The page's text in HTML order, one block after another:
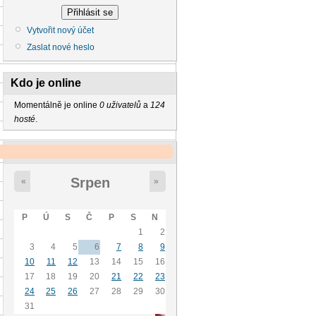
Vytvořit nový účet
Zaslat nové heslo
Kdo je online
Momentálně je online 0 uživatelů a 124
hosté.
« Srpen »
P Ú S Č P S
N
1
2
3
4 5 6 7 8
9
10
11 12 13 14 15
16
17
18 19 20 21 22
23
24
25 26 27 28 29
30
31